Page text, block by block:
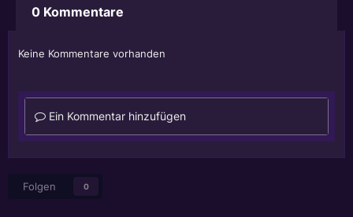
0 Kommentare
Keine Kommentare vorhanden
Ein Kommentar hinzufügen
Folgen 0